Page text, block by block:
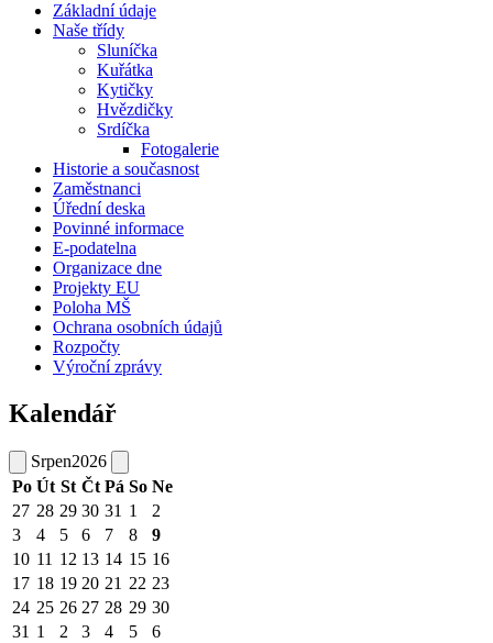
Základní údaje
Naše třídy
Sluníčka
Kuřátka
Kytičky
Hvězdičky
Srdíčka
Fotogalerie
Historie a současnost
Zaměstnanci
Úřední deska
Povinné informace
E-podatelna
Organizace dne
Projekty EU
Poloha MŠ
Ochrana osobních údajů
Rozpočty
Výroční zprávy
Kalendář
Srpen2026
Po Út St Čt Pá So Ne
27 28 29 30 31 1
2
3
4 5 6 7 8
9
10 11 12 13 14 15 16
17 18 19 20 21 22 23
24 25 26 27 28 29 30
31 1 2 3 4 5 6